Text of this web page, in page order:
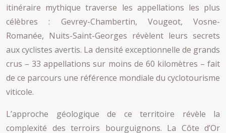
itinéraire mythique traverse les appellations les plus
célèbres : Gevrey-Chambertin, Vougeot, Vosne-
Romanée, Nuits-Saint-Georges révèlent leurs secrets
aux cyclistes avertis. La densité exceptionnelle de grands
crus – 33 appellations sur moins de 60 kilomètres – fait
de ce parcours une référence mondiale du cyclotourisme
viticole.
L’approche géologique de ce territoire révèle la
complexité des terroirs bourguignons. La Côte d’Or